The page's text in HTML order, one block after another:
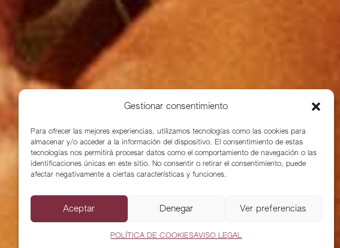
Gestionar consentimiento
Para ofrecer las mejores experiencias, utilizamos tecnologías como las cookies para
almacenar y/o acceder a la información del dispositivo. El consentimiento de estas
tecnologías nos permitirá procesar datos como el comportamiento de navegación o las
identificaciones únicas en este sitio. No consentir o retirar el consentimiento, puede
afectar negativamente a ciertas características y funciones.
Aceptar Denegar Ver preferencias
POLÍTICA DE COOKIESAVISO LEGAL